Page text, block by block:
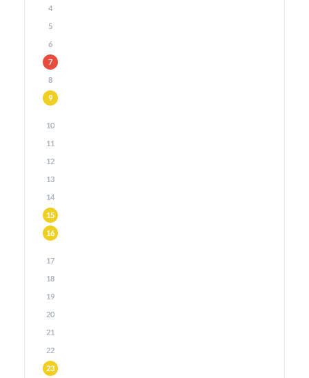
4
5
6
7
8
9
10
11
12
13
14
15
16
17
18
19
20
21
22
23